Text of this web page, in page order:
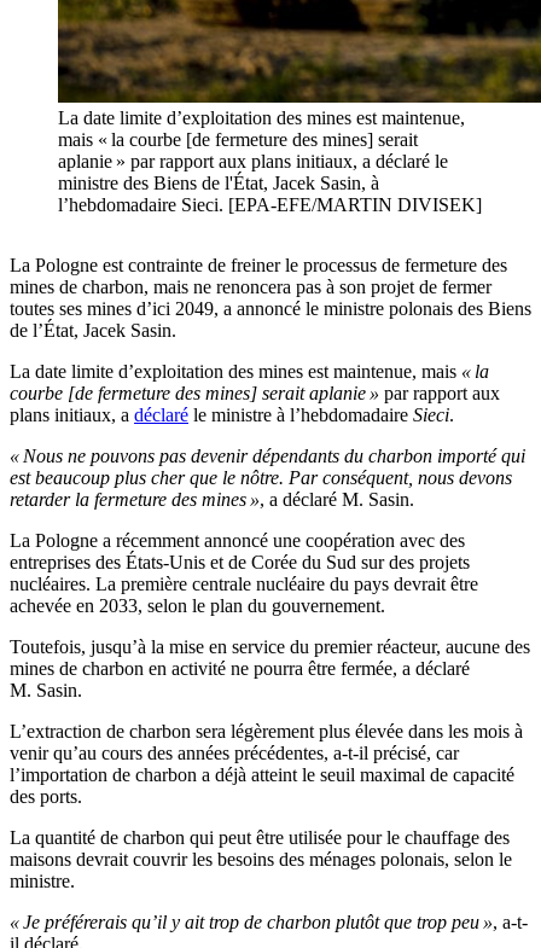
La date limite d’exploitation des mines est maintenue,
mais « la courbe [de fermeture des mines] serait
aplanie » par rapport aux plans initiaux, a déclaré le
ministre des Biens de l'État, Jacek Sasin, à
l’hebdomadaire Sieci. [EPA-EFE/MARTIN DIVISEK]
La Pologne est contrainte de freiner le processus de fermeture des
mines de charbon, mais ne renoncera pas à son projet de fermer
toutes ses mines d’ici 2049, a annoncé le ministre polonais des Biens
de l’État, Jacek Sasin.
La date limite d’exploitation des mines est maintenue, mais « la
courbe [de fermeture des mines] serait aplanie » par rapport aux
plans initiaux, a déclaré le ministre à l’hebdomadaire Sieci.
« Nous ne pouvons pas devenir dépendants du charbon importé qui
est beaucoup plus cher que le nôtre. Par conséquent, nous devons
retarder la fermeture des mines », a déclaré M. Sasin.
La Pologne a récemment annoncé une coopération avec des
entreprises des États-Unis et de Corée du Sud sur des projets
nucléaires. La première centrale nucléaire du pays devrait être
achevée en 2033, selon le plan du gouvernement.
Toutefois, jusqu’à la mise en service du premier réacteur, aucune des
mines de charbon en activité ne pourra être fermée, a déclaré
M. Sasin.
L’extraction de charbon sera légèrement plus élevée dans les mois à
venir qu’au cours des années précédentes, a-t-il précisé, car
l’importation de charbon a déjà atteint le seuil maximal de capacité
des ports.
La quantité de charbon qui peut être utilisée pour le chauffage des
maisons devrait couvrir les besoins des ménages polonais, selon le
ministre.
« Je préférerais qu’il y ait trop de charbon plutôt que trop peu », a-t-